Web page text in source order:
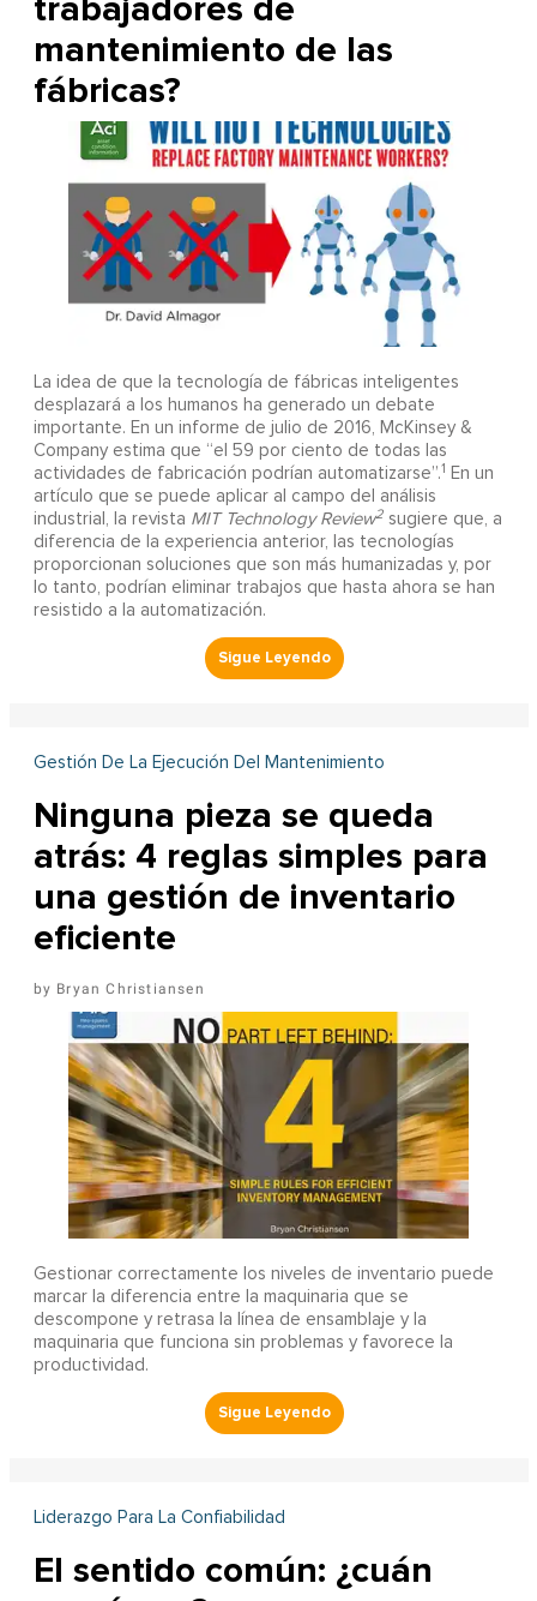
mantenimiento de las
fábricas?
La idea de que la tecnología de fábricas inteligentes
desplazará a los humanos ha generado un debate
importante. En un informe de julio de 2016, McKinsey &
Company estima que “el 59 por ciento de todas las
actividades de fabricación podrían automatizarse”.1
En un
artículo que se puede aplicar al campo del análisis
industrial, la revista MIT Technology Review2sugiere que, a
diferencia de la experiencia anterior, las tecnologías
proporcionan soluciones que son más humanizadas y, por
lo tanto, podrían eliminar trabajos que hasta ahora se han
resistido a la automatización.
Gestión De La Ejecución Del Mantenimiento
Ninguna pieza se queda
atrás: 4 reglas simples para
una gestión de inventario
eficiente
Bryan Christiansen
Gestionar correctamente los niveles de inventario puede
marcar la diferencia entre la maquinaria que se
descompone y retrasa la línea de ensamblaje y la
maquinaria que funciona sin problemas y favorece la
productividad.
Liderazgo Para La Confiabilidad
El sentido común: ¿cuán